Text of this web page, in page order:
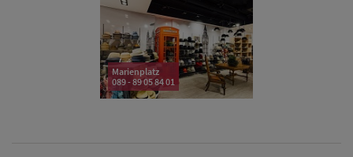
Marienplatz
089 - 89 05 84 01